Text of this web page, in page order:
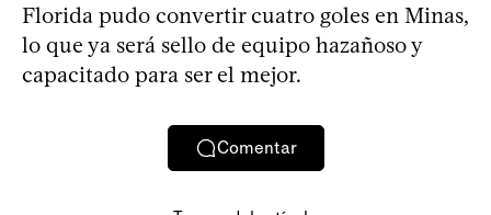
Florida pudo convertir cuatro goles en Minas,
lo que ya será sello de equipo hazañoso y
capacitado para ser el mejor.
Comentar